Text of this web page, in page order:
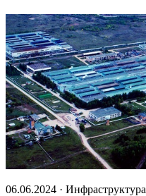
06.06.2024 · Инфраструктура